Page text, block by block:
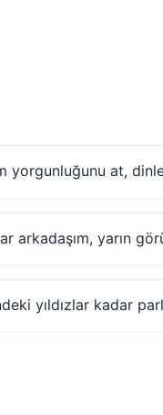
yorgunluğunu at,
arkadaşım, yarın
yıldızlar kadar